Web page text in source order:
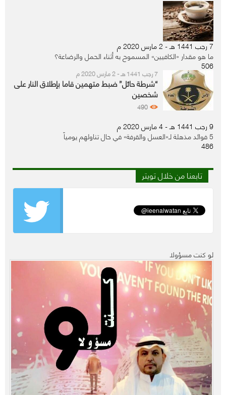
7 رجب 1441 هـ - 2 مارس 2020 م
ما هو مقدار «الكافيين» المسموح به أثناء الحمل والرضاعة؟
506
7 رجب 1441 هـ - 2 مارس 2020 م
“شرطة حائل” ضبط متهمين قاما بإطلاق النار على
شخصين
490
9 رجب 1441 هـ - 4 مارس 2020 م
5 فوائد مذهلة لـ«العسل والقرفة» في حال تناولهم يومياً
486
تابعنا من خلال تويتر
لو كنت مسؤولا